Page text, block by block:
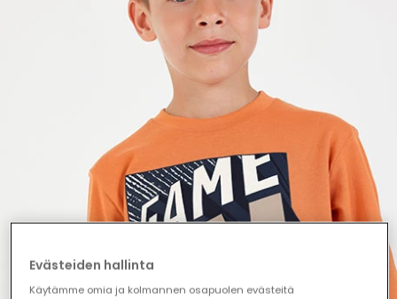
Evästeiden hallinta
Käytämme omia ja kolmannen osapuolen evästeitä